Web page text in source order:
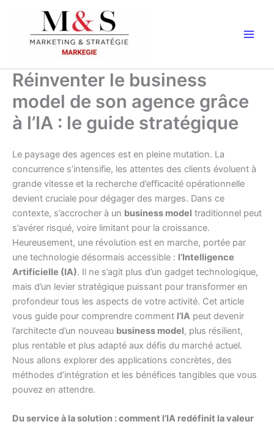
contenu
Réinventer le business
model de son agence grâce
à l’IA : le guide stratégique
Le paysage des agences est en pleine mutation. La
concurrence s’intensifie, les attentes des clients évoluent à
grande vitesse et la recherche d’efficacité opérationnelle
devient cruciale pour dégager des marges. Dans ce
contexte, s’accrocher à un business model traditionnel peut
s’avérer risqué, voire limitant pour la croissance.
Heureusement, une révolution est en marche, portée par
une technologie désormais accessible : l’Intelligence
Artificielle (IA). Il ne s’agit plus d’un gadget technologique,
mais d’un levier stratégique puissant pour transformer en
profondeur tous les aspects de votre activité. Cet article
vous guide pour comprendre comment l’IA peut devenir
l’architecte d’un nouveau business model, plus résilient,
plus rentable et plus adapté aux défis du marché actuel.
Nous allons explorer des applications concrètes, des
méthodes d’intégration et les bénéfices tangibles que vous
pouvez en attendre.
Du service à la solution : comment l’IA redéfinit la valeur